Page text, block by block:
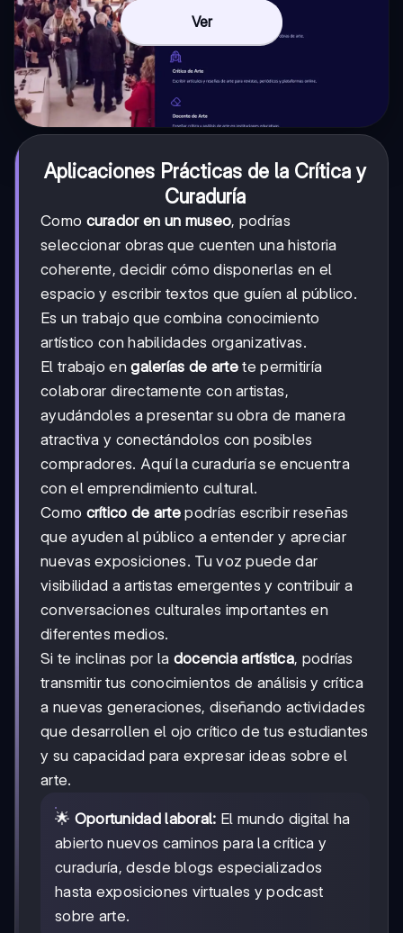
Ver
Aplicaciones Prácticas de la Crítica y
Curaduría
Como curador en un museo, podrías
seleccionar obras que cuenten una historia
coherente, decidir cómo disponerlas en el
espacio y escribir textos que guíen al público.
Es un trabajo que combina conocimiento
artístico con habilidades organizativas.
El trabajo engalerías de arte te permitiría
colaborar directamente con artistas,
ayudándoles a presentar su obra de manera
atractiva y conectándolos con posibles
compradores. Aquí la curaduría se encuentra
con el emprendimiento cultural.
Como crítico de arte podrías escribir reseñas
que ayuden al público a entender y apreciar
nuevas exposiciones. Tu voz puede dar
visibilidad a artistas emergentes y contribuir a
conversaciones culturales importantes en
diferentes medios.
Si te inclinas por la docencia artística, podrías
transmitir tus conocimientos de análisis y crítica
a nuevas generaciones, diseñando actividades
que desarrollen el ojo crítico de tus estudiantes
y su capacidad para expresar ideas sobre el
arte.
🌟 Oportunidad laboral: El mundo digital ha
abierto nuevos caminos para la crítica y
curaduría, desde blogs especializados
hasta exposiciones virtuales y podcast
sobre arte.